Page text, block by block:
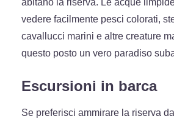
vedere facilmente pesci colorati,
cavallucci marini e altre creature
questo posto un vero paradiso
Escursioni in barca
Se preferisci ammirare la riserva